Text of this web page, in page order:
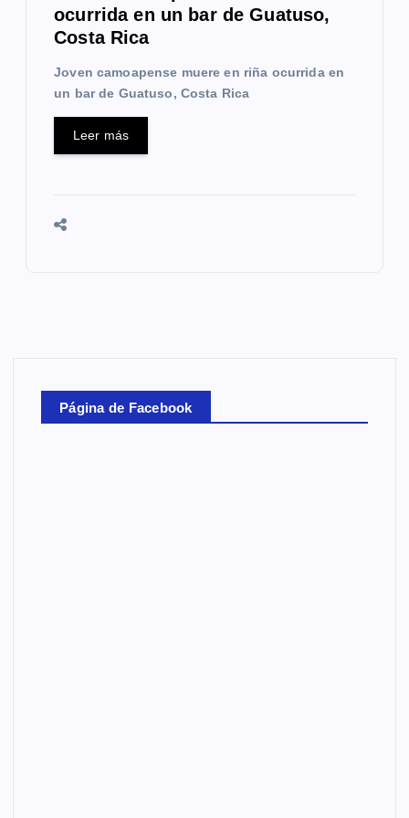
ocurrida en un bar de Guatuso,
Costa Rica
Joven camoapense muere en riña ocurrida en
un bar de Guatuso, Costa Rica
Leer más
Página de Facebook